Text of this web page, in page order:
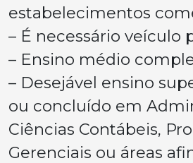
estabelecimentos
– É necessário veículo
– Ensino médio
– Desejável ensino
ou concluído em
Ciências Contábeis,
Gerenciais ou áreas